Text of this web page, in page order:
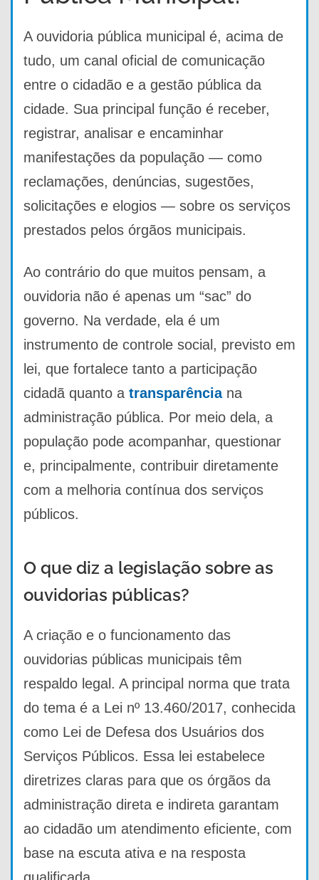
A ouvidoria pública municipal é, acima de
tudo, um canal oficial de comunicação
entre o cidadão e a gestão pública da
cidade. Sua principal função é receber,
registrar, analisar e encaminhar
manifestações da população — como
reclamações, denúncias, sugestões,
solicitações e elogios — sobre os serviços
prestados pelos órgãos municipais.
Ao contrário do que muitos pensam, a
ouvidoria não é apenas um “sac” do
governo. Na verdade, ela é um
instrumento de controle social, previsto em
lei, que fortalece tanto a participação
cidadã quanto a transparênciana
administração pública. Por meio dela, a
população pode acompanhar, questionar
e, principalmente, contribuir diretamente
com a melhoria contínua dos serviços
públicos.
O que diz a legislação sobre as
ouvidorias públicas?
A criação e o funcionamento das
ouvidorias públicas municipais têm
respaldo legal. A principal norma que trata
do tema é a Lei nº 13.460/2017, conhecida
como Lei de Defesa dos Usuários dos
Serviços Públicos. Essa lei estabelece
diretrizes claras para que os órgãos da
administração direta e indireta garantam
ao cidadão um atendimento eficiente, com
base na escuta ativa e na resposta